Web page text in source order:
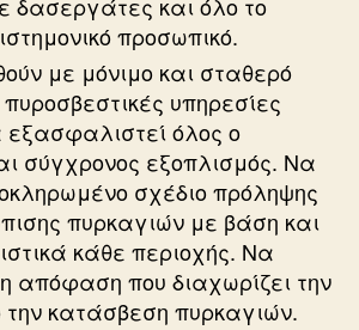
προσωπικό.
με μόνιμο και σταθερό
υπηρεσίες
όλος ο
σύγχρονος εξοπλισμός. Να
σχέδιο πρόληψης
πυρκαγιών με βάση και
κάθε περιοχής. Να
απόφαση που διαχωρίζει την
κατάσβεση πυρκαγιών.